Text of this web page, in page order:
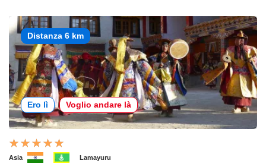
Distanza 6 km
Ero lì Voglio andare là
Asia Lamayuru